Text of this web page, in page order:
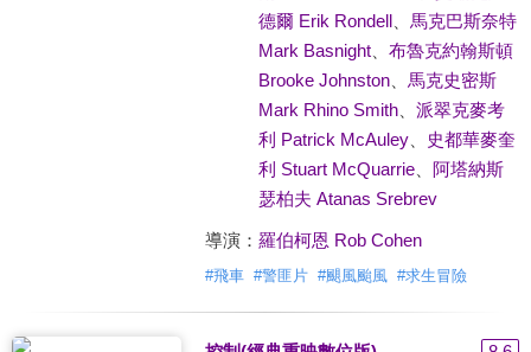
德爾 Erik Rondell、 馬克巴斯奈特
Mark Basnight、 布魯克約翰斯頓
Brooke Johnston、 馬克史密斯
Mark Rhino Smith、 派翠克麥考
利 Patrick McAuley、
史都華麥奎
利 Stuart McQuarrie、 阿塔納斯
瑟柏夫 Atanas Srebrev
導演： 羅伯柯恩 Rob Cohen
#飛車 #警匪片 #颶風颱風 #求生冒險